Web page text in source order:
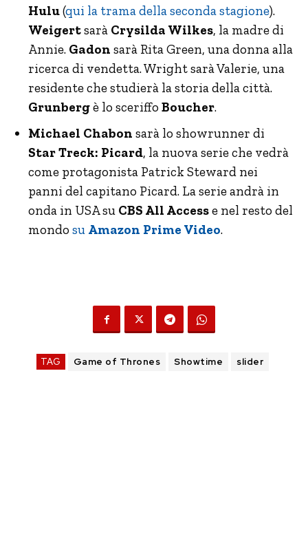
Hulu(qui la trama della seconda stagione).
Weigertsarà Crysilda Wilkes, la madre di
Annie. Gadon sarà Rita Green, una donna alla
ricerca di vendetta. Wright sarà Valerie, una
residente che studierà la storia della città.
Grunbergè lo sceriffo Boucher.
Michael Chabon sarà lo showrunner di
Star Treck: Picard, la nuova serie che vedrà
come protagonista Patrick Steward nei
panni del capitano Picard. La serie andrà in
onda in USA su CBS All Accesse nel resto del
mondo su Amazon Prime Video.
TAG Game of Thrones Showtime slider